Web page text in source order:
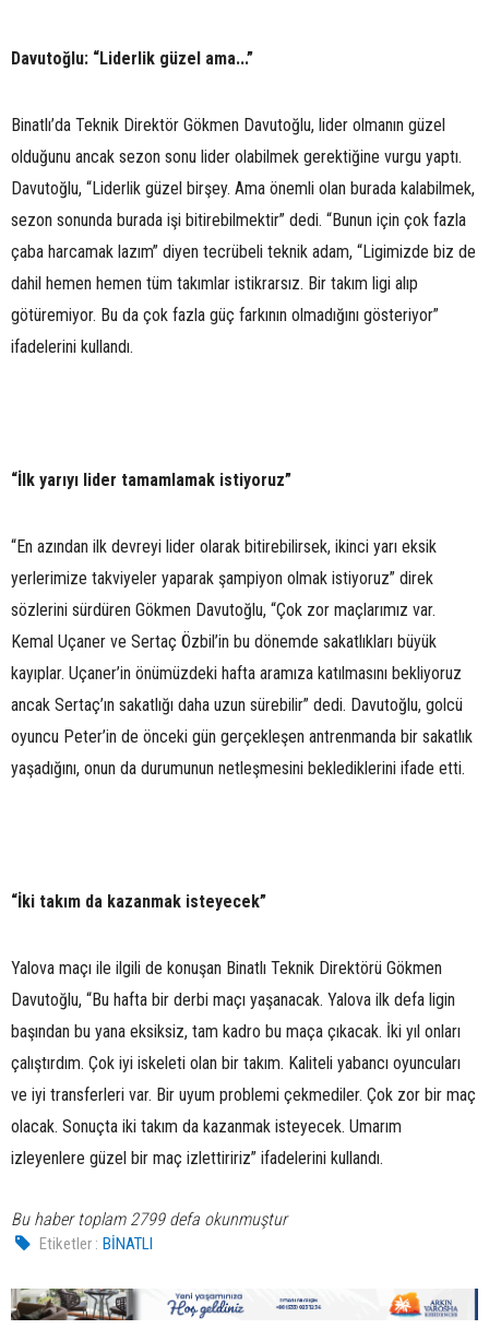
Davutoğlu: “Liderlik güzel ama...”
Binatlı’da Teknik Direktör Gökmen Davutoğlu, lider olmanın güzel
olduğunu ancak sezon sonu lider olabilmek gerektiğine vurgu yaptı.
Davutoğlu, “Liderlik güzel birşey. Ama önemli olan burada kalabilmek,
sezon sonunda burada işi bitirebilmektir” dedi. “Bunun için çok fazla
çaba harcamak lazım” diyen tecrübeli teknik adam, “Ligimizde biz de
dahil hemen hemen tüm takımlar istikrarsız. Bir takım ligi alıp
götüremiyor. Bu da çok fazla güç farkının olmadığını gösteriyor”
ifadelerini kullandı.
“İlk yarıyı lider tamamlamak istiyoruz”
“En azından ilk devreyi lider olarak bitirebilirsek, ikinci yarı eksik
yerlerimize takviyeler yaparak şampiyon olmak istiyoruz” direk
sözlerini sürdüren Gökmen Davutoğlu, “Çok zor maçlarımız var.
Kemal Uçaner ve Sertaç Özbil’in bu dönemde sakatlıkları büyük
kayıplar. Uçaner’in önümüzdeki hafta aramıza katılmasını bekliyoruz
ancak Sertaç’ın sakatlığı daha uzun sürebilir” dedi. Davutoğlu, golcü
oyuncu Peter’in de önceki gün gerçekleşen antrenmanda bir sakatlık
yaşadığını, onun da durumunun netleşmesini beklediklerini ifade etti.
“İki takım da kazanmak isteyecek”
Yalova maçı ile ilgili de konuşan Binatlı Teknik Direktörü Gökmen
Davutoğlu, “Bu hafta bir derbi maçı yaşanacak. Yalova ilk defa ligin
başından bu yana eksiksiz, tam kadro bu maça çıkacak. İki yıl onları
çalıştırdım. Çok iyi iskeleti olan bir takım. Kaliteli yabancı oyuncuları
ve iyi transferleri var. Bir uyum problemi çekmediler. Çok zor bir maç
olacak. Sonuçta iki takım da kazanmak isteyecek. Umarım
izleyenlere güzel bir maç izlettiririz” ifadelerini kullandı.
Bu haber toplam 2799 defa okunmuştur
Etiketler : BİNATLI